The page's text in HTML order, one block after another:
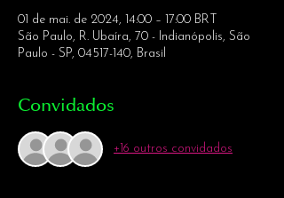
01 de mai. de 2024, 14:00 – 17:00 BRT
São Paulo, R. Ubaíra, 70 - Indianópolis, São
Paulo - SP, 04517-140, Brasil
Convidados
+16 outros convidados